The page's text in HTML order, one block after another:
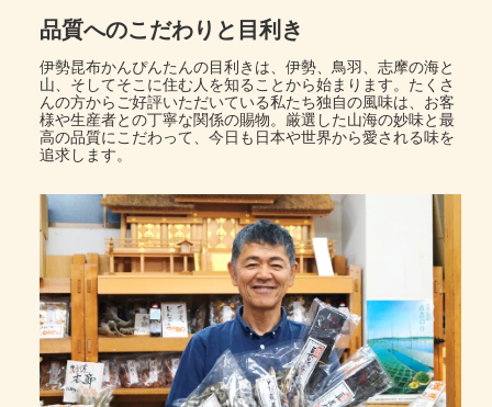
品質へのこだわりと目利き
伊勢昆布かんぴんたんの目利きは、伊勢、鳥羽、志摩の海と
山、そしてそこに住む人を知ることから始まります。たくさ
んの方からご好評いただいている私たち独自の風味は、お客
様や生産者との丁寧な関係の賜物。厳選した山海の妙味と最
高の品質にこだわって、今日も日本や世界から愛される味を
追求します。